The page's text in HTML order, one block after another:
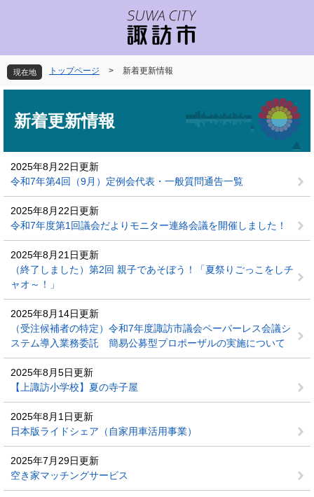
先
頭
を
飛
文
現在地 トップページ > 新着更新情報
新着更新情報
2025年8月22日更新
令和7年第4回（9月）定例会代表・一般質問通告一覧
2025年8月22日更新
令和7年度第1回議会だよりモニター連絡会議を開催しました！
2025年8月21日更新
（終了しました）第2回 親子であそぼう！「夏祭りごっこをしチ
ャオ～！」
2025年8月14日更新
（受注候補者の特定）令和7年度諏訪市議会ペーパーレス会議シ
ステム導入業務委託 簡易公募型プロポーザルの実施について
2025年8月5日更新
【上諏訪小学校】夏の寺子屋
2025年8月1日更新
日本版ライドシェア（自家用車活用事業）
2025年7月29日更新
空き家マッチングサービス